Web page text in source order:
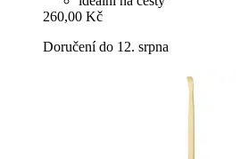
260,00 Kč
Doručení do 12. srpna